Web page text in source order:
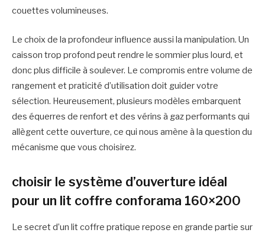
couettes volumineuses.
Le choix de la profondeur influence aussi la manipulation. Un
caisson trop profond peut rendre le sommier plus lourd, et
donc plus difficile à soulever. Le compromis entre volume de
rangement et praticité d’utilisation doit guider votre
sélection. Heureusement, plusieurs modèles embarquent
des équerres de renfort et des vérins à gaz performants qui
allègent cette ouverture, ce qui nous amène à la question du
mécanisme que vous choisirez.
choisir le système d’ouverture idéal
pour un lit coffre conforama 160×200
Le secret d’un lit coffre pratique repose en grande partie sur